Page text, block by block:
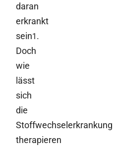
daran
erkrankt
sein1 .
Doch
wie
lässt
sich
die
Stoffwechselerkrankung
therapieren